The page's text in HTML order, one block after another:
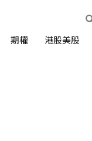
期權 港股美股